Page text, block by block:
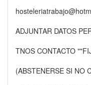
ADJUNTAR DATOS
TNOS CONTACTO
(ABSTENERSE SI NO